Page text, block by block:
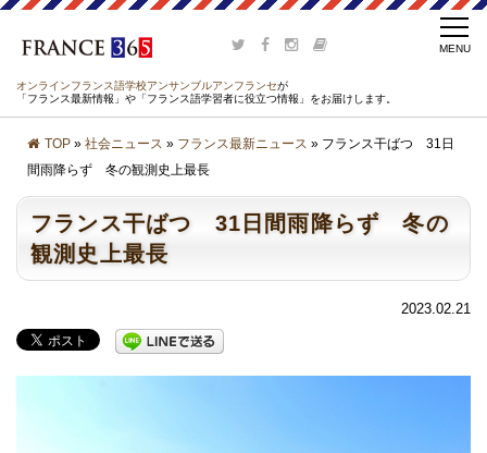
オンラインフランス語学校アンサンブルアンフランセが
「フランス最新情報」や「フランス語学習者に役立つ情報」をお届けします。
TOP » 社会ニュース » フランス最新ニュース » フランス干ばつ 31日
間雨降らず 冬の観測史上最長
フランス干ばつ 31日間雨降らず 冬の
観測史上最長
2023.02.21